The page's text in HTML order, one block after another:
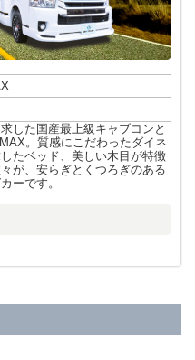
した国産最上級キャブコンと
。質感にこだわったダイネ
たベッド、美しい木目が特徴
が、安らぎとくつろぎのある
ーです。